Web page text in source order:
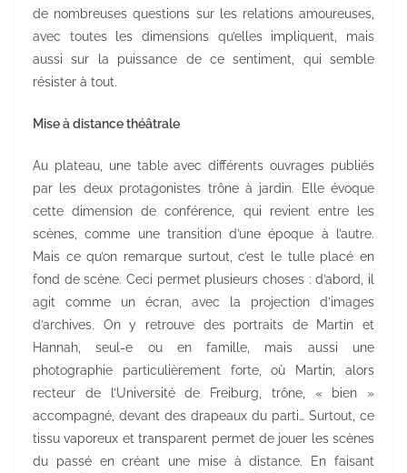
de nombreuses questions sur les relations amoureuses,
avec toutes les dimensions qu’elles impliquent, mais
aussi sur la puissance de ce sentiment, qui semble
résister à tout.
Mise à distance théâtrale
Au plateau, une table avec différents ouvrages publiés
par les deux protagonistes trône à jardin. Elle évoque
cette dimension de conférence, qui revient entre les
scènes, comme une transition d’une époque à l’autre.
Mais ce qu’on remarque surtout, c’est le tulle placé en
fond de scène. Ceci permet plusieurs choses : d’abord, il
agit comme un écran, avec la projection d’images
d’archives. On y retrouve des portraits de Martin et
Hannah, seul-e ou en famille, mais aussi une
photographie particulièrement forte, où Martin, alors
recteur de l’Université de Freiburg, trône, « bien »
accompagné, devant des drapeaux du parti… Surtout, ce
tissu vaporeux et transparent permet de jouer les scènes
du passé en créant une mise à distance. En faisant